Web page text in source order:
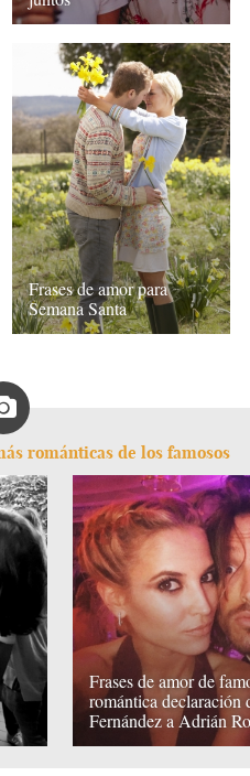
Frases de amor para
Semana Santa
románticas de los famosos
Frases de amor de
romántica declaración
Fernández a Adrián